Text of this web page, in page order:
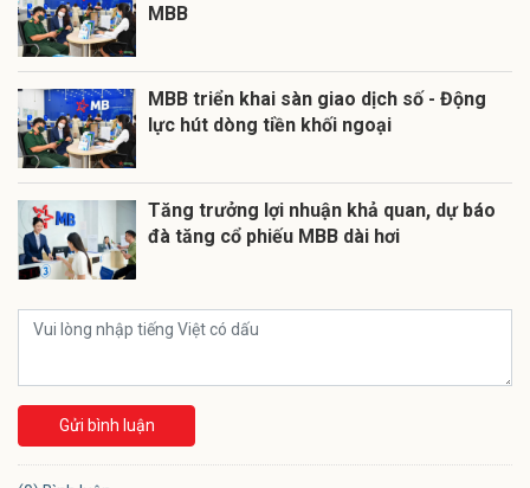
MBB
MBB triển khai sàn giao dịch số - Động
lực hút dòng tiền khối ngoại
Tăng trưởng lợi nhuận khả quan, dự báo
đà tăng cổ phiếu MBB dài hơi
Gửi bình luận